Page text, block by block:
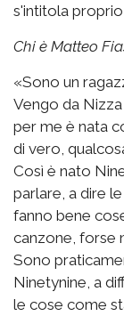
s'intitola proprio
Chi è Matteo
«Sono un
Vengo da
per me è nata
di vero,
Così è nato
parlare, a dire
fanno bene
canzone, forse
Sono
Ninetynine, a
le cose come